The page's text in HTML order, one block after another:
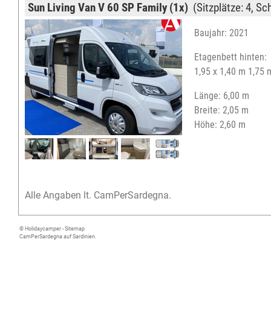
Sun Living Van V 60 SP Family (1x)(Sitzplätze: 4,
Baujahr: 2021
Etagenbett hinten:
1,95 x 1,40 m 1,75
Länge: 6,00 m
Breite: 2,05 m
Höhe: 2,60 m
Alle Angaben lt. CamPerSardegna.
© Holidaycamper -Sitemap
CamPerSardegna auf Sardinien.